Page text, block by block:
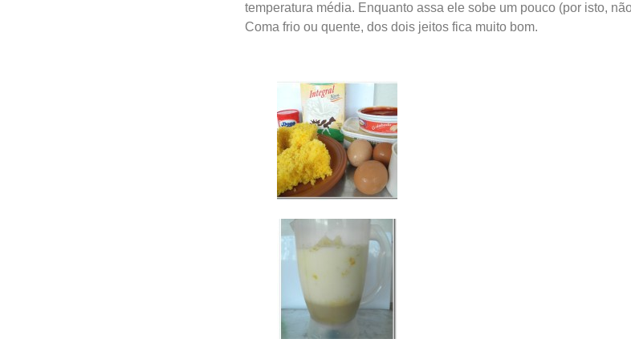
temperatura média. Enquanto assa ele sobe um pouco (por isto,
Coma frio ou quente, dos dois jeitos fica muito bom.